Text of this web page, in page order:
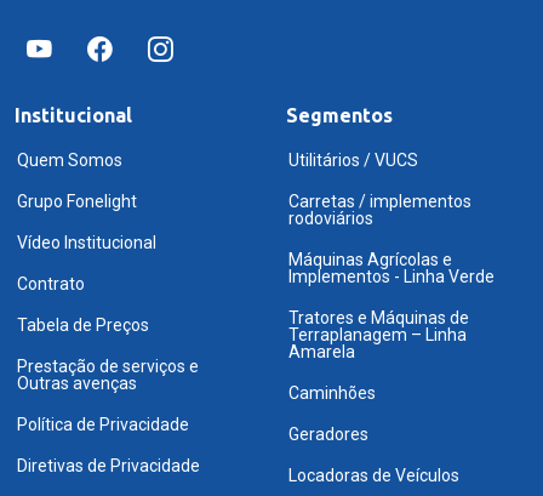
Institucional
Quem Somos
Grupo Fonelight
Vídeo Institucional
Contrato
Tabela de Preços
Prestação de serviços e
Outras avenças
Política de Privacidade
Diretivas de Privacidade
Segmentos
Utilitários / VUCS
Carretas / implementos
rodoviários
Máquinas Agrícolas e
Implementos - Linha Verde
Tratores e Máquinas de
Terraplanagem – Linha
Amarela
Caminhões
Geradores
Locadoras de Veículos